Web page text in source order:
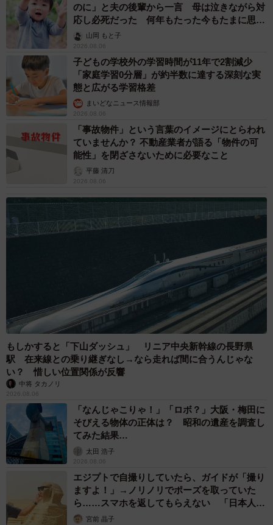
のに」と夫の後輩から一言 母は泣きながら対
応し必死だった 何年もたった今もたまに思い
出し…山岡 もと子
2026.08.06
子どもの学校外の学習時間が11年で2割減少
「家庭学習0分層」が約半数に達する深刻な実
態と広がる学習格差
まいどなニュース情報部
2026.08.06
「事故物件」という言葉のイメージにとらわれ
ていませんか？ 不動産業者が語る「物件の可
能性」を閉ざさないために必要なこと
平藤 清刀
2026.08.06
もしかすると「下山ダッシュ」 リニア中央新幹線の長野県
駅 在来線との乗り継ぎなし→なら走れば間に合うんじゃな
い？ 惜しい位置関係が反響
中将 タカノリ
2026.08.06
「なんじゃこりゃ！」「ロボ？」大阪・梅田に
そびえる物体の正体は？ 昭和の遺産を調査し
てみた結果…
太田 浩子
2026.08.06
エジプトで自撮りしていたら、ガイドが「撮り
ますよ！」→ノリノリでポーズを取っていた
ら……スマホを返してもらえない 「日本人は
カモ代表かも」「私は6時間で3万円払った」
宮前 晶子